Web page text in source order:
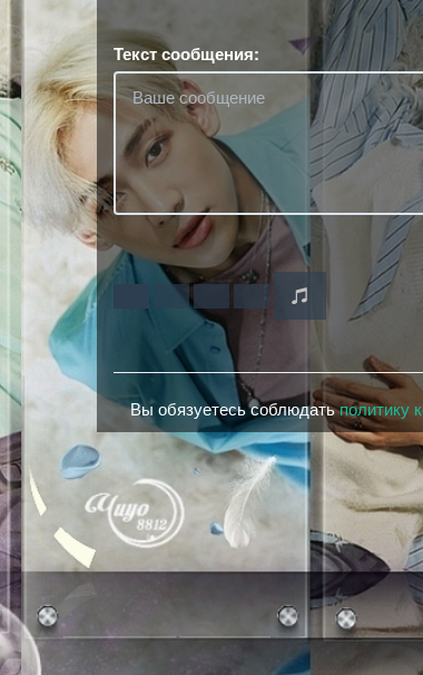
Текст сообщения:
Вы обязуетесь соблюдатьполитику